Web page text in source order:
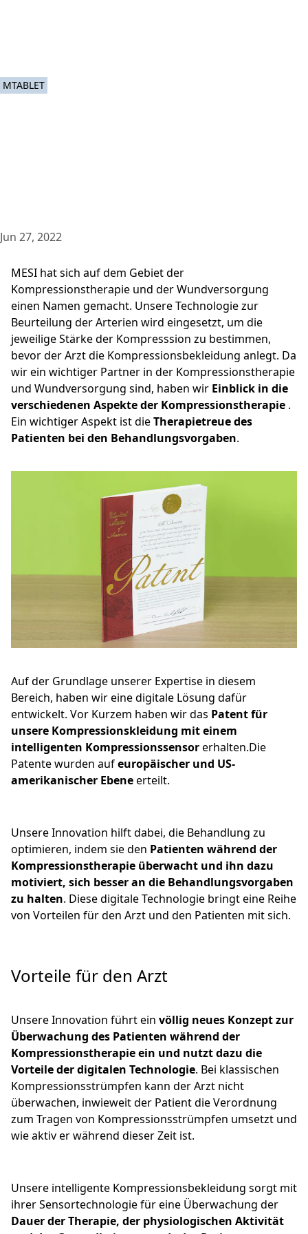
MTABLET
Jun 27, 2022
MESI hat sich auf dem Gebiet der
Kompressionstherapie und der Wundversorgung
einen Namen gemacht. Unsere Technologie zur
Beurteilung der Arterien wird eingesetzt, um die
jeweilige Stärke der Kompresssion zu bestimmen,
bevor der Arzt die Kompressionsbekleidung anlegt. Da
wir ein wichtiger Partner in der Kompressionstherapie
und Wundversorgung sind, haben wir Einblick in die
verschiedenen Aspekte der Kompressionstherapie .
Ein wichtiger Aspekt ist dieTherapietreue des
Patienten bei den Behandlungsvorgaben.
Auf der Grundlage unserer Expertise in diesem
Bereich, haben wir eine digitale Lösung dafür
entwickelt. Vor Kurzem haben wir das Patent für
unsere Kompressionskleidung mit einem
intelligenten Kompressionssensorerhalten.Die
Patente wurden aufeuropäischer und US-
amerikanischer Ebeneerteilt.
Unsere Innovation hilft dabei, die Behandlung zu
optimieren, indem sie den Patienten während der
Kompressionstherapie überwacht und ihn dazu
motiviert, sich besser an die Behandlungsvorgaben
zu halten. Diese digitale Technologie bringt eine Reihe
von Vorteilen für den Arzt und den Patienten mit sich.
Vorteile für den Arzt
Unsere Innovation führt ein völlig neues Konzept zur
Überwachung des Patienten während der
Kompressionstherapie ein und nutzt dazu die
Vorteile der digitalen Technologie. Bei klassischen
Kompressionsstrümpfen kann der Arzt nicht
überwachen, inwieweit der Patient die Verordnung
zum Tragen von Kompressionsstrümpfen umsetzt und
wie aktiv er während dieser Zeit ist.
Unsere intelligente Kompressionsbekleidung sorgt mit
ihrer Sensortechnologie für eine Überwachung der
Dauer der Therapie, der physiologischen Aktivität